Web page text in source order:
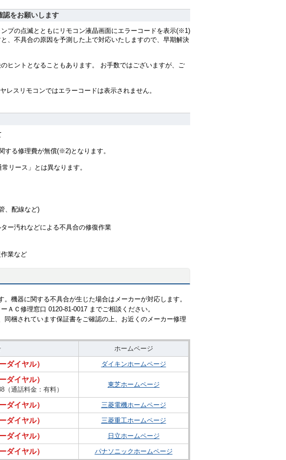
認をお願いします
プの点滅とともにリモコン液晶画面にエラーコードを表示(※1)
、不具合の原因を予測した上で対応いたしますので、早期解決
ヒントとなることもあります。 お手数ではございますが、ご
スリモコンではエラーコードは表示されません。
する修理費が無償(※2)となります。
リース」とは異なります。
、配線など)
ー汚れなどによる不具合の修復作業
業など
機器に関する不具合が生じた場合はメーカーが対応します。
ＡＣ修理窓口 0120-81-0017 までご相談ください。
梱されています保証書をご確認の上、お近くのメーカー修理
ホームページ
ダイヤル） ダイキンホームページ
ダイヤル）
（通話料金：有料）
東芝ホームページ
ダイヤル） 三菱電機ホームページ
ダイヤル） 三菱重工ホームページ
ダイヤル） 日立ホームページ
ダイヤル） パナソニックホームページ